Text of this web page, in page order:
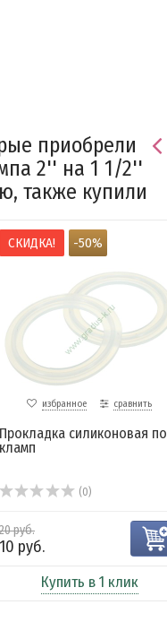
приобрели
2'' на 1 1/2''
также купили
СКИДКА! -50%
избранное сравнить
Прокладка силиконовая
кламп
(0)
20 руб.
10 руб.
Купить в 1 клик